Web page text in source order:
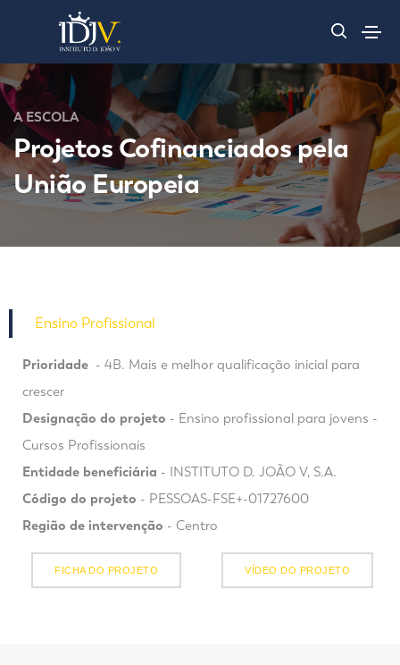
A ESCOLA
Projetos Cofinanciados pela
União Europeia
Ensino Profissional
Prioridade - 4B. Mais e melhor qualificação inicial para
crescer
Designação do projeto - Ensino profissional para jovens -
Cursos Profissionais
Entidade beneficiária - INSTITUTO D. JOÃO V, S.A.
Código do projeto - PESSOAS-FSE+-01727600
Região de intervenção - Centro
FICHA DO PROJETO VÍDEO DO PROJETO